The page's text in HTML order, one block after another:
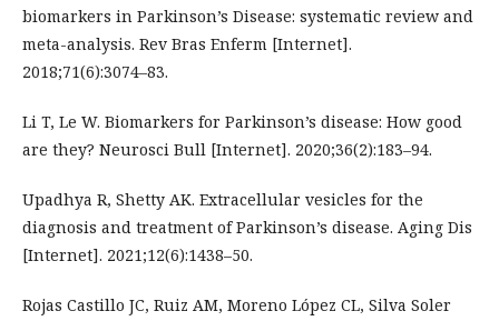
biomarkers in Parkinson’s Disease: systematic review and
meta-analysis. Rev Bras Enferm [Internet].
2018;71(6):3074–83.
Li T, Le W. Biomarkers for Parkinson’s disease: How good
are they? Neurosci Bull [Internet]. 2020;36(2):183–94.
Upadhya R, Shetty AK. Extracellular vesicles for the
diagnosis and treatment of Parkinson’s disease. Aging Dis
[Internet]. 2021;12(6):1438–50.
Rojas Castillo JC, Ruiz AM, Moreno López CL, Silva Soler